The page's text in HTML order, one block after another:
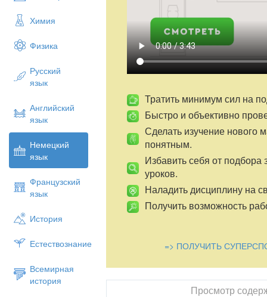
Химия
Физика
Русский
язык
Английский
язык
Немецкий
язык
Французский
язык
История
Естествознание
Всемирная
история
Тратить минимум сил на
Быстро и объективно
Сделать изучение нового
понятным.
Избавить себя от подбора
уроков.
Наладить дисциплину на
Получить возможность
=> ПОЛУЧИТЬ
Просмотр